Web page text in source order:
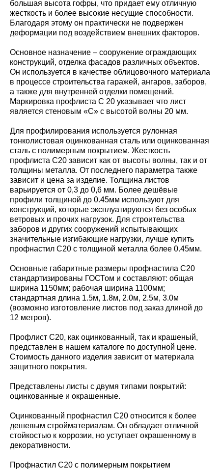
большая высота гофры, что придает ему отличную
жесткость и более высокие несущие способности.
Благодаря этому он практически не подвержен
деформации под воздействием внешних факторов.
Основное назначение – сооружение ограждающих
конструкций, отделка фасадов различных объектов.
Он используется в качестве облицовочного материала
в процессе строительства гаражей, ангаров, заборов,
а также для внутренней отделки помещений.
Маркировка профлиста С 20 указывает что лист
является стеновым «С» с высотой волны 20 мм.
Для профилирования используется рулонная
тонколистовая оцинкованная сталь или оцинкованная
сталь с полимерным покрытием. Жесткость
профлиста С20 зависит как от высоты волны, так и от
толщины металла. От последнего параметра также
зависит и цена за изделие. Толщина листов
варьируется от 0,3 до 0,6 мм. Более дешёвые
профили толщиной до 0.45мм используют для
конструкций, которые эксплуатируются без особых
ветровых и прочих нагрузок. Для строительства
заборов и других сооружений испытывающих
значительные изгибающие нагрузки, лучше купить
профнастил С20 с толщиной металла более 0.45мм.
Основные габаритные размеры профнастила С20
стандартизированы ГОСТом и составляют: общая
ширина 1150мм; рабочая ширина 1100мм;
стандартная длина 1.5м, 1.8м, 2.0м, 2.5м, 3.0м
(возможно изготовление листов под заказ длиной до
12 метров).
Профлист С20, как оцинкованный, так и крашеный,
представлен в нашем каталоге по доступной цене.
Стоимость данного изделия зависит от материала
защитного покрытия.
Представлены листы с двумя типами покрытий:
оцинкованные и окрашенные.
Оцинкованный профнастил С20 относится к более
дешевым стройматериалам. Он обладает отличной
стойкостью к коррозии, но уступает окрашенному в
декоративности.
Профнастил С20 с полимерным покрытием